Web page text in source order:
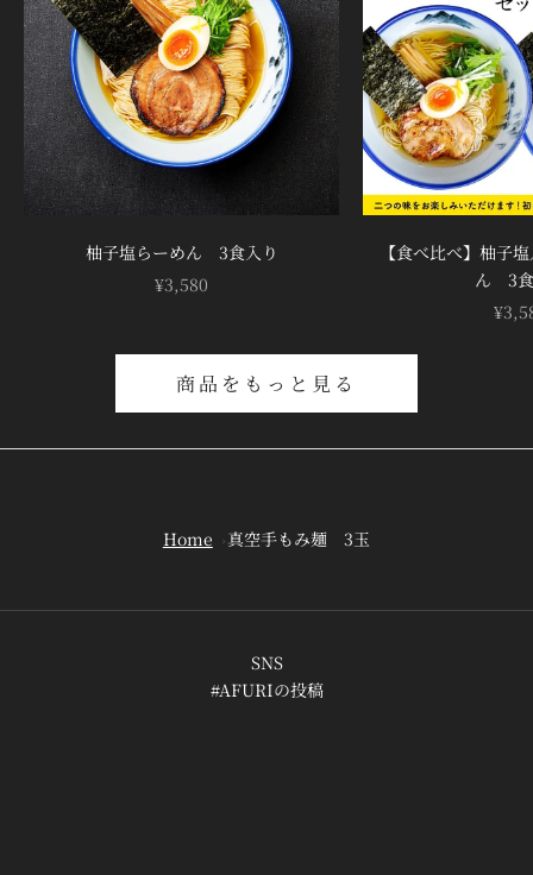
柚子塩らーめん 3食入り
セール価格
¥3,580
【食べ比べ】柚子
ん 3
セー
商品をもっと見る
Home 真空手もみ麺 3玉
SNS
#AFURIの投稿